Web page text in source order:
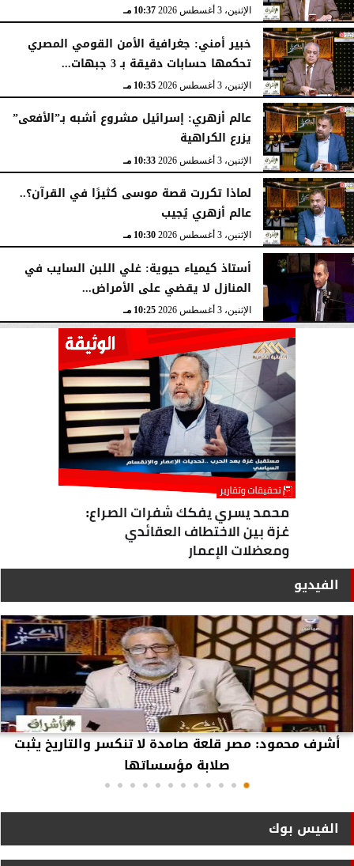
الإثنين، 3 أغسطس 2026 10:37 مـ
خبير أمني: جغرافية الأمن القومي المصري
تحكمها حسابات دقيقة بـ 3 جبهات...
الإثنين، 3 أغسطس 2026 10:35 مـ
عالم أزهري: إسرائيل مشروع أشبه بـ”الأفعى”
يزرع الكراهية
الإثنين، 3 أغسطس 2026 10:33 مـ
لماذا تكررت قصة موسى كثيرًا في القرآن؟..
عالم أزهري يُجيب
الإثنين، 3 أغسطس 2026 10:30 مـ
أستاذ كيمياء حيوية: غلي اللبن السايب في
المنازل لا يقضي على الأمراض...
الإثنين، 3 أغسطس 2026 10:25 مـ
الفيديو
أشرف محمود: مصر قلعة صامدة لا تنكسر والتاريخ يثبت
صلابة مؤسساتها
الفيس بوك